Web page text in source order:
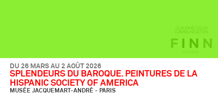
DU 26 MARS AU 2 AOÛT 2026
SPLENDEURS DU BAROQUE. PEINTURES DE LA
HISPANIC SOCIETY OF AMERICA
MUSÉE JACQUEMART-ANDRÉ - PARIS